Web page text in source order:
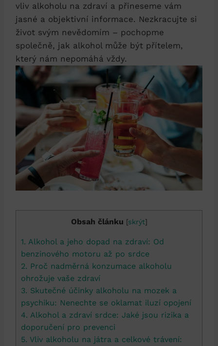
vliv alkoholu na zdraví a přineseme vám
jasné a objektivní informace. Nezkracujte si
život svým nevědomím – pochopme
společně, jak alkohol může být přítelem,
který nám nepomáhá vždy.
Obsah článku [skrýt]
1. Alkohol a jeho dopad na zdraví: Od
benzinového motoru až po srdce
2. Proč nadměrná konzumace alkoholu
ohrožuje vaše zdraví
3. Skutečné účinky alkoholu na mozek a
psychiku: Nenechte se oklamat iluzí opojení
4. Alkohol a zdraví srdce: Jaké jsou rizika a
doporučení pro prevenci
5. Vliv alkoholu na játra a celkové trávení: